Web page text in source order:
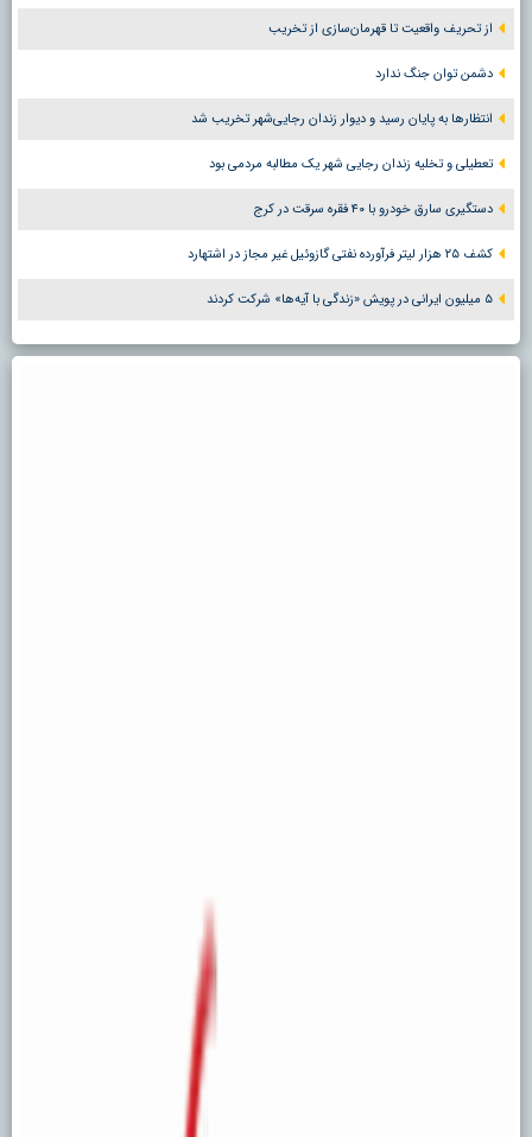
از تحریف واقعیت تا قهرمان‌سازی از تخریب
دشمن توان جنگ ندارد
انتظارها به پایان رسید و دیوار زندان رجایی‌شهر تخریب شد
تعطیلی و تخلیه زندان رجایی شهر یک مطالبه مردمی بود
دستگیری سارق خودرو با ۴۰ فقره سرقت در کرج
کشف ۲۵ هزار لیتر فرآورده نفتی گازوئیل غیر مجاز در اشتهارد
۵ میلیون ایرانی در پویش «زندگی با آیه‌ها» شرکت کردند